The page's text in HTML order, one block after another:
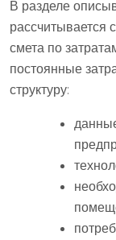
В разделе
рассчитывается
смета по
постоянные
структуру: